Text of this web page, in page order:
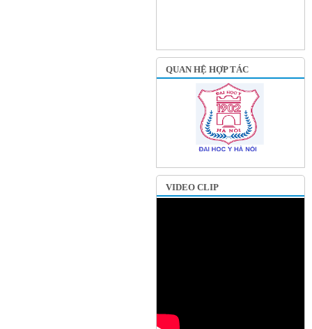
QUAN HỆ HỢP TÁC
VIDEO CLIP